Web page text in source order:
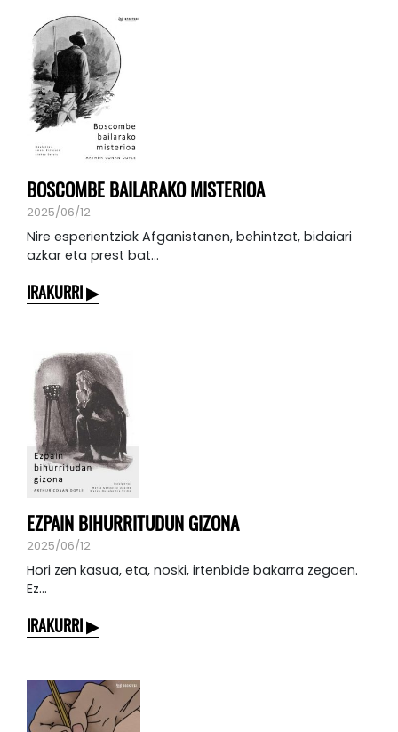
BOSCOMBE BAILARAKO MISTERIOA
2025/06/12
Nire esperientziak Afganistanen, behintzat, bidaiari
azkar eta prest bat...
IRAKURRI
EZPAIN BIHURRITUDUN GIZONA
2025/06/12
Hori zen kasua, eta, noski, irtenbide bakarra zegoen.
Ez...
IRAKURRI